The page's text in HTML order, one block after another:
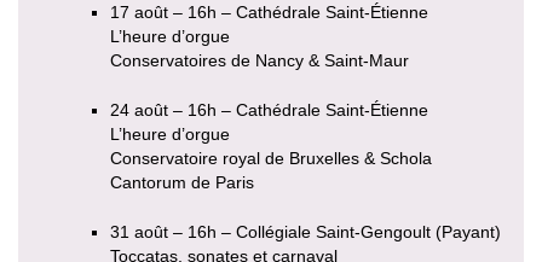
17 août – 16h – Cathédrale Saint-Étienne
L’heure d’orgue
Conservatoires de Nancy & Saint-Maur
24 août – 16h – Cathédrale Saint-Étienne
L’heure d’orgue
Conservatoire royal de Bruxelles & Schola
Cantorum de Paris
31 août – 16h – Collégiale Saint-Gengoult (Payant)
Toccatas, sonates et carnaval